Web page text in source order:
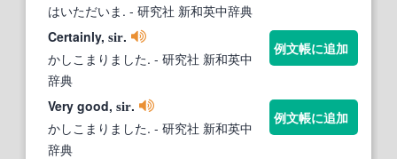
はいただいま. - 研究社 新和英中辞典
Certainly, sir.
かしこまりました. - 研究社 新和英中
辞典
例文帳に追加
Very good, sir.
かしこまりました. - 研究社 新和英中
辞典
例文帳に追加